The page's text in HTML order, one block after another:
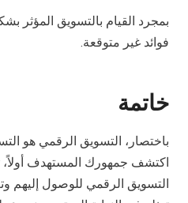
بمجرد القيام بالتسويق
فوائد غير متوقعة.
خاتمة
باختصار، التسويق الرقمي هو
اكتشف جمهورك المستهدف أولاً،
التسويق الرقمي للوصول إليهم